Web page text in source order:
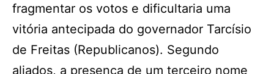
fragmentar os votos e dificultaria uma
vitória antecipada do governador Tarcísio
de Freitas (Republicanos). Segundo
aliados, a presença de um terceiro nome